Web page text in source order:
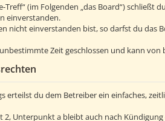
(im Folgenden „das Board“)
einverstanden.
nicht einverstanden bist, so darfst du das
Zeit geschlossen und kann
erteilst du dem Betreiber ein einfaches,
2, Unterpunkt a bleibt auch nach